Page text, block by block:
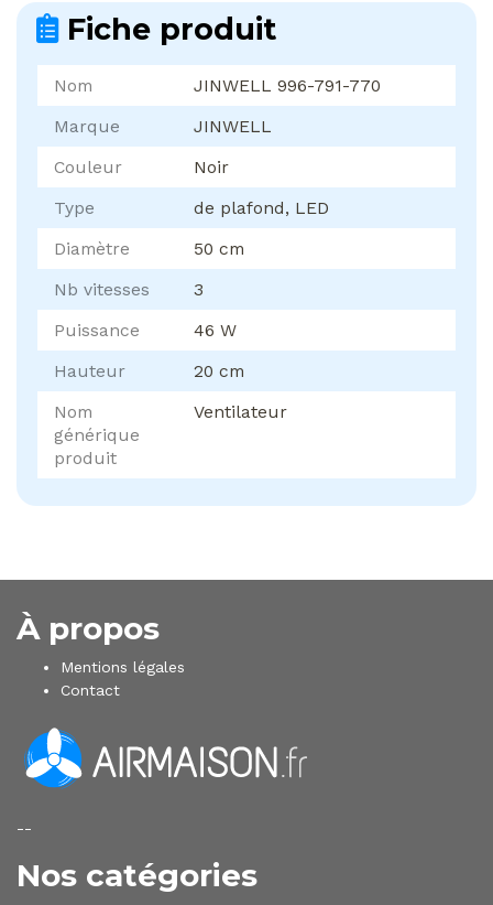
Fiche produit
Nom
JINWELL 996-791-770
Marque
JINWELL
Couleur
Noir
Type
de plafond, LED
Diamètre
50 cm
Nb vitesses
3
Puissance
46 W
Hauteur
20 cm
Nom
générique
produit
Ventilateur
À propos
Mentions légales
Contact
--
Nos catégories